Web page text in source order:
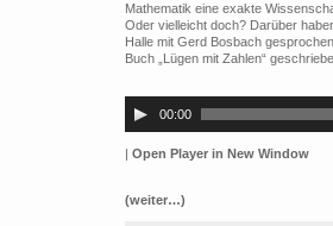
Mathematik eine exakte
Oder vielleicht doch? Darüber
Halle mit Gerd Bosbach
Buch „Lügen mit Zahlen“
00:00
| Open Player in New Window
(weiter…)